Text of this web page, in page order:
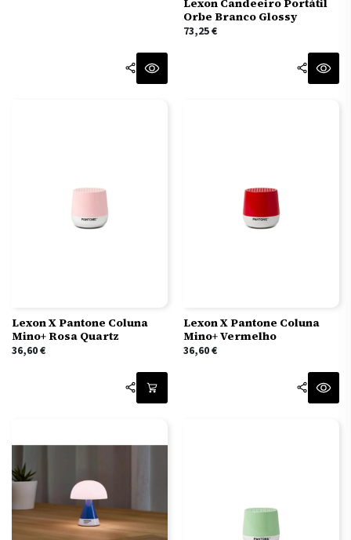
Orbe Branco Glossy
73,25€
Lexon X Pantone Coluna
Mino+ Rosa Quartz
36,60€
Lexon X Pantone Coluna
Mino+ Vermelho
36,60€